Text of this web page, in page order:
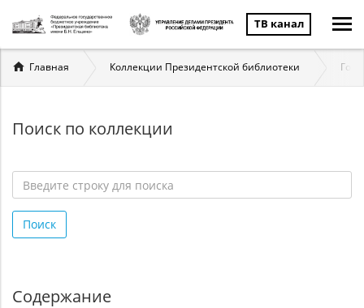
ТВ канал
Вы
здесь
Главная Коллекции Президентской библиотеки
Поиск по коллекции
строку
для
Поиск
Содержание